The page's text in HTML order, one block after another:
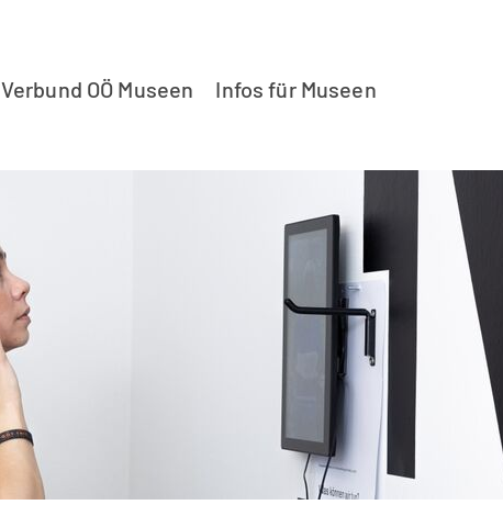
Verbund OÖ Museen Infos für Museen